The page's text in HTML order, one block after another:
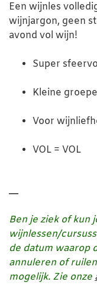
Een wijnles
wijnjargon, geen
avond vol wijn!
Super
Kleine
Voor
VOL = VOL
—
Ben je ziek of kun
wijnlessen/
de datum waarop
annuleren of
mogelijk. Zie onze